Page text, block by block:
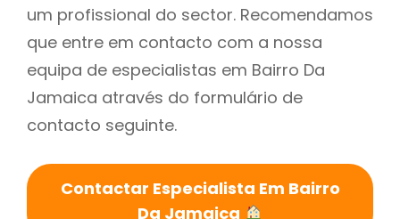
um profissional do sector. Recomendamos
que entre em contacto com a nossa
equipa de especialistas em Bairro Da
Jamaica através do formulário de
contacto seguinte.
Contactar Especialista Em Bairro
Da Jamaica